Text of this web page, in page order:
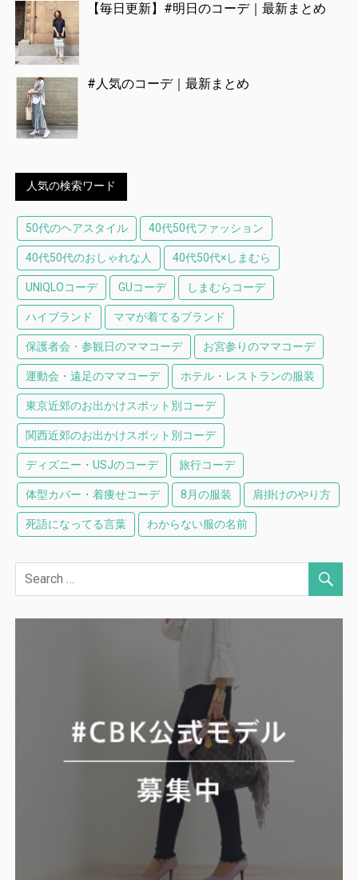
【毎日更新】#明日のコーデ｜最新まとめ
#人気のコーデ｜最新まとめ
人気の検索ワード
50代のヘアスタイル 40代50代ファッション
40代50代のおしゃれな人 40代50代×しまむら
UNIQLOコーデ GUコーデ しまむらコーデ
ハイブランド ママが着てるブランド
保護者会・参観日のママコーデ お宮参りのママコーデ
運動会・遠足のママコーデ ホテル・レストランの服装
東京近郊のお出かけスポット別コーデ
関西近郊のお出かけスポット別コーデ
ディズニー・USJのコーデ 旅行コーデ
体型カバー・着痩せコーデ 8月の服装 肩掛けのやり方
死語になってる言葉 わからない服の名前